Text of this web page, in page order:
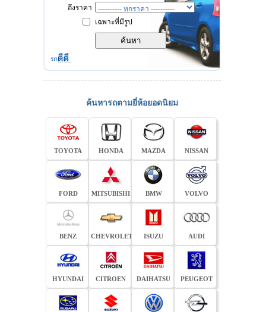
ถึงราคา
เฉพาะที่มีรูป
ค้นหารถตามยี่ห้อยอดนิยม
TOYOTA HONDA MAZDA NISSAN
FORD MITSUBISHI BMW VOLVO
BENZ CHEVROLET ISUZU AUDI
HYUNDAI CITROEN DAIHATSU PEUGEOT